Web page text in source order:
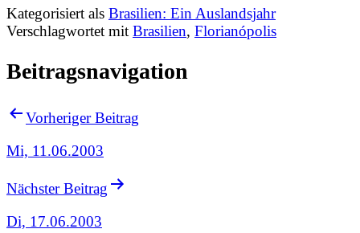
Kategorisiert als Brasilien: Ein Auslandsjahr
Verschlagwortet mit Brasilien, Florianópolis
Beitragsnavigation
Vorheriger Beitrag
Mi, 11.06.2003
Nächster Beitrag
Di, 17.06.2003